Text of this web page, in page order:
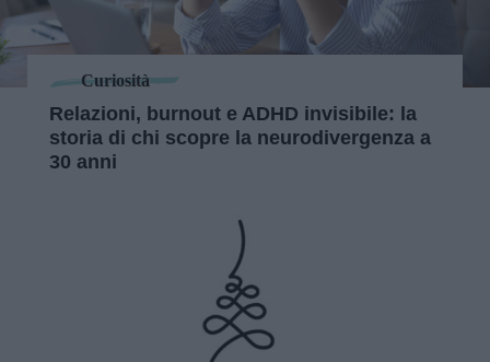
Curiosità
Relazioni, burnout e ADHD invisibile: la
storia di chi scopre la neurodivergenza a
30 anni